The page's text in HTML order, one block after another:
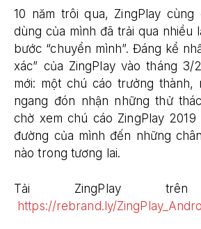
10 năm trôi qua, ZingPlay cùng
dùng của mình đã trải qua nhiều
bước “chuyển mình”. Đáng kể
xác” của ZingPlay vào tháng 3/
mới: một chú cáo trưởng thành,
ngang đón nhận những thử
chờ xem chú cáo ZingPlay
đường của mình đến những
nào trong tương lai.
Tải ZingPlay trên
https://rebrand.ly/